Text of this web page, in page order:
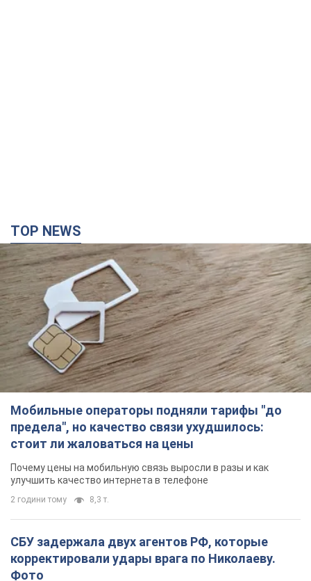
Мобильные операторы подняли тарифы "до
предела", но качество связи ухудшилось:
стоит ли жаловаться на цены
Почему цены на мобильную связь выросли в разы и как
улучшить качество интернета в телефоне
2 години тому 8,3 т.
СБУ задержала двух агентов РФ, которые
корректировали удары врага по Николаеву.
Фото
свободы с конфискацией имущества
взрыв в море: погиб мужчина, есть
пострадавшие